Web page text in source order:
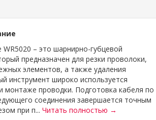
WR5020 – это шарнирно-губцевой
предназначен для резки проволоки,
элементов, а также удаления
инструмент широко используется
монтаже проводки. Подготовка кабеля по
соединения завершается точным
при п... Читать полностью →